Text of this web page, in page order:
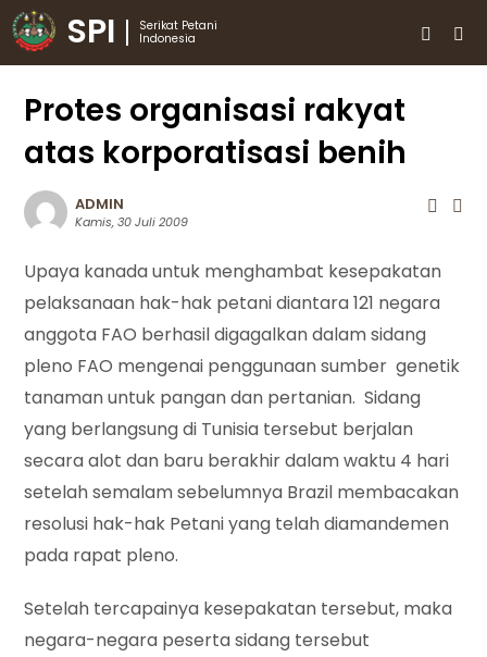
SPI
Serikat Petani
Indonesia
Protes organisasi rakyat
atas korporatisasi benih
ADMIN
Kamis, 30 Juli 2009
Upaya kanada untuk menghambat kesepakatan
pelaksanaan hak-hak petani diantara 121 negara
anggota FAO berhasil digagalkan dalam sidang
pleno FAO mengenai penggunaan sumber genetik
tanaman untuk pangan dan pertanian. Sidang
yang berlangsung di Tunisia tersebut berjalan
secara alot dan baru berakhir dalam waktu 4 hari
setelah semalam sebelumnya Brazil membacakan
resolusi hak-hak Petani yang telah diamandemen
pada rapat pleno.
Setelah tercapainya kesepakatan tersebut, maka
negara-negara peserta sidang tersebut